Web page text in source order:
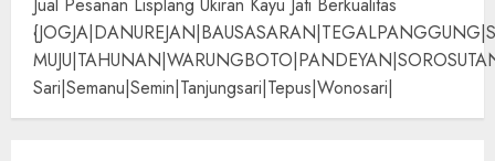
Sari|Semanu|Semin|Tanjungsari|Tepus|Wonosari|